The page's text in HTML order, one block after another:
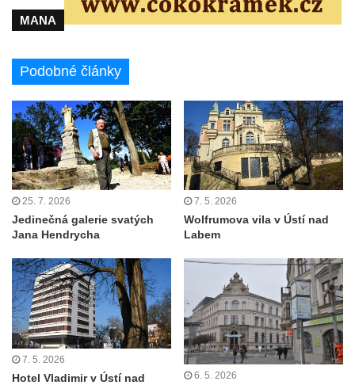
MANA
Podobné články
25. 7. 2026
Jedinečná galerie svatých
Jana Hendrycha
7. 5. 2026
Wolfrumova vila v Ústí nad
Labem
7. 5. 2026
Hotel Vladimir v Ústí nad
6. 5. 2026